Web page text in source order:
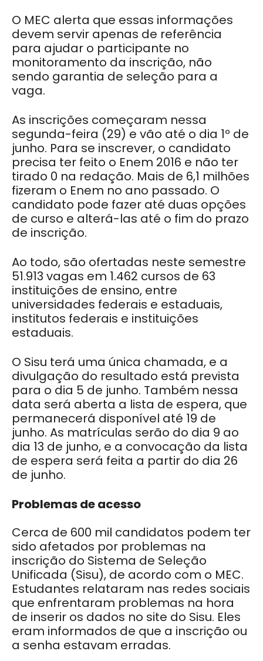
O MEC alerta que essas informações
devem servir apenas de referência
para ajudar o participante no
monitoramento da inscrição, não
sendo garantia de seleção para a
vaga.
As inscrições começaram nessa
segunda-feira (29) e vão até o dia 1º de
junho. Para se inscrever, o candidato
precisa ter feito o Enem 2016 e não ter
tirado 0 na redação. Mais de 6,1 milhões
fizeram o Enem no ano passado. O
candidato pode fazer até duas opções
de curso e alterá-las até o fim do prazo
de inscrição.
Ao todo, são ofertadas neste semestre
51.913 vagas em 1.462 cursos de 63
instituições de ensino, entre
universidades federais e estaduais,
institutos federais e instituições
estaduais.
O Sisu terá uma única chamada, e a
divulgação do resultado está prevista
para o dia 5 de junho. Também nessa
data será aberta a lista de espera, que
permanecerá disponível até 19 de
junho. As matrículas serão do dia 9 ao
dia 13 de junho, e a convocação da lista
de espera será feita a partir do dia 26
de junho.
Problemas de acesso
Cerca de 600 mil candidatos podem ter
sido afetados por problemas na
inscrição do Sistema de Seleção
Unificada (Sisu), de acordo com o MEC.
Estudantes relataram nas redes sociais
que enfrentaram problemas na hora
de inserir os dados no site do Sisu. Eles
eram informados de que a inscrição ou
a senha estavam erradas.